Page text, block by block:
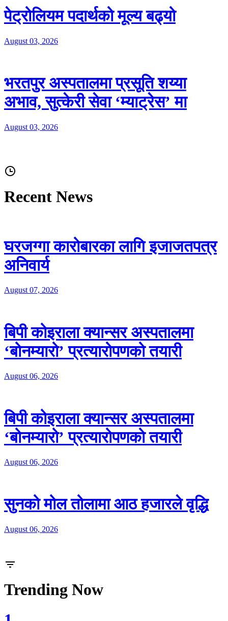
पेट्रोलियम पदार्थको मूल्य बढ्यो
August 03, 2026
भरतपुर अस्पतालमा प्रसूति शय्या
अभाव, सुत्केरी सेवा ‘म्याट्रेस’ मा
August 03, 2026
Recent News
घरजग्गा कारोबारका लागि इजाजतपत्र
अनिवार्य
August 07, 2026
बिपी कोइराला क्यान्सर अस्पतालमा
‘बोनम्यारो’ प्रत्यारोपणको तयारी
August 06, 2026
बिपी कोइराला क्यान्सर अस्पतालमा
‘बोनम्यारो’ प्रत्यारोपणको तयारी
August 06, 2026
सुनको मोल तोलामा आठ हजारले वृद्धि
August 06, 2026
Trending Now